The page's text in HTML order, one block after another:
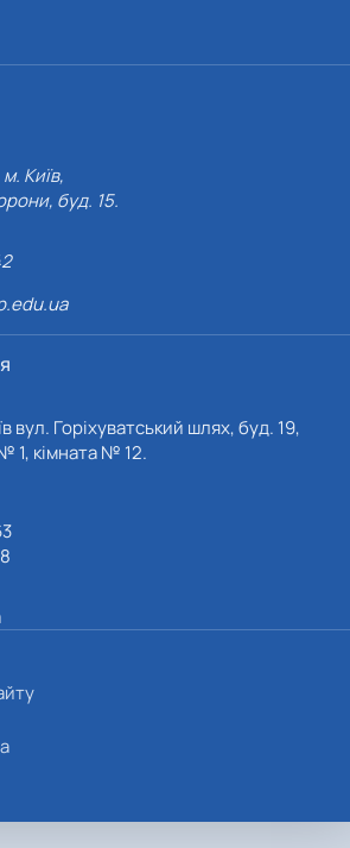
Київ,
буд. 15.
вул. Горіхуватський шлях, буд. 19,
1, кімната № 12.